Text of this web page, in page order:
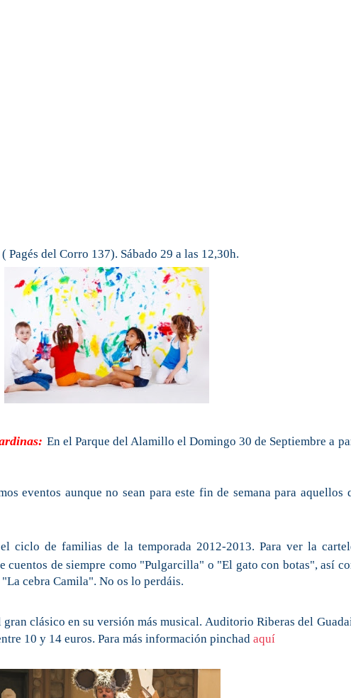
Pagés del Corro 137). Sábado 29 a las 12,30h.
En el Parque del Alamillo el Domingo 30 de Septiembre a
eventos aunque no sean para este fin de semana para aquellos
ciclo de familias de la temporada 2012-2013. Para ver la
cuentos de siempre como "Pulgarcilla" o "El gato con botas", así
cebra Camila". No os lo perdáis.
gran clásico en su versión más musical. Auditorio Riberas del
10 y 14 euros. Para más información pinchad aquí